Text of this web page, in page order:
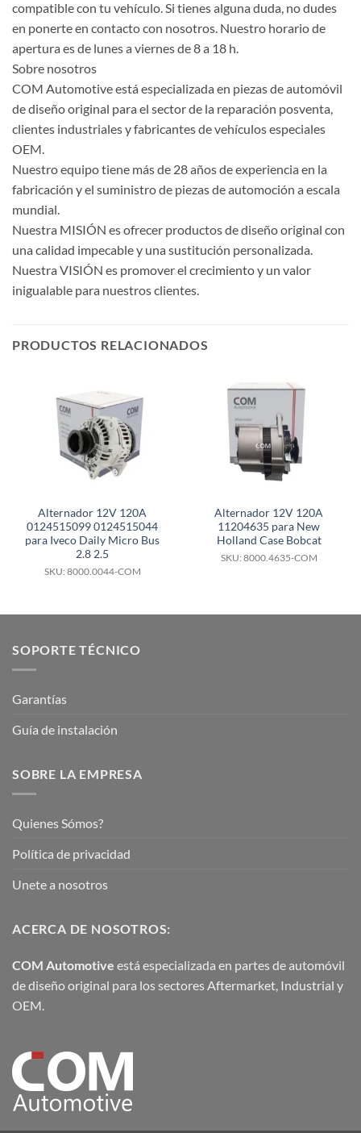
compatible con tu vehículo. Si tienes alguna duda, no dudes
en ponerte en contacto con nosotros. Nuestro horario de
apertura es de lunes a viernes de 8 a 18 h.
Sobre nosotros
COM Automotive está especializada en piezas de automóvil
de diseño original para el sector de la reparación posventa,
clientes industriales y fabricantes de vehículos especiales
OEM.
Nuestro equipo tiene más de 28 años de experiencia en la
fabricación y el suministro de piezas de automoción a escala
mundial.
Nuestra MISIÓN es ofrecer productos de diseño original con
una calidad impecable y una sustitución personalizada.
Nuestra VISIÓN es promover el crecimiento y un valor
inigualable para nuestros clientes.
PRODUCTOS RELACIONADOS
Alternador 12V 120A
0124515099 0124515044
para Iveco Daily Micro Bus
2.8 2.5
SKU: 8000.0044-COM
Alternador 12V 120A
11204635 para New
Holland Case Bobcat
SKU: 8000.4635-COM
SOPORTE TÉCNICO
Garantías
Guía de instalación
SOBRE LA EMPRESA
Quienes Sómos?
Política de privacidad
Unete a nosotros
ACERCA DE NOSOTROS:
COM Automotive está especializada en partes de automóvil
de diseño original para los sectores Aftermarket, Industrial y
OEM.